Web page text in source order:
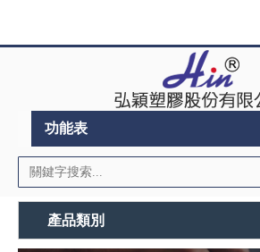
功能表
產品類別